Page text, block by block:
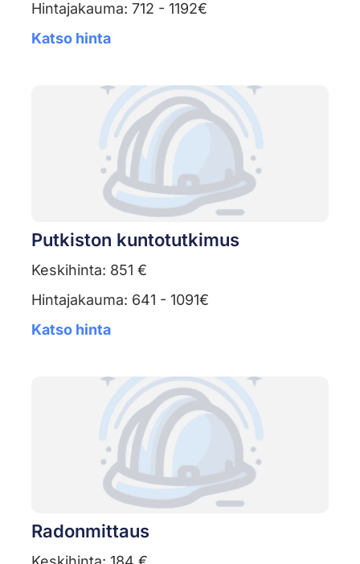
Hintajakauma: 712 - 1192€
Katso hinta
Putkiston kuntotutkimus
Keskihinta: 851 €
Hintajakauma: 641 - 1091€
Katso hinta
Radonmittaus